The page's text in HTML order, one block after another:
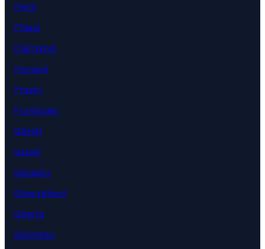
Fieni
Filiași
Flămânzi
Focșani
Frasin
Fundulea
Găești
Galați
Geoagiu
Gheorgheni
Gherla
Ghimbav